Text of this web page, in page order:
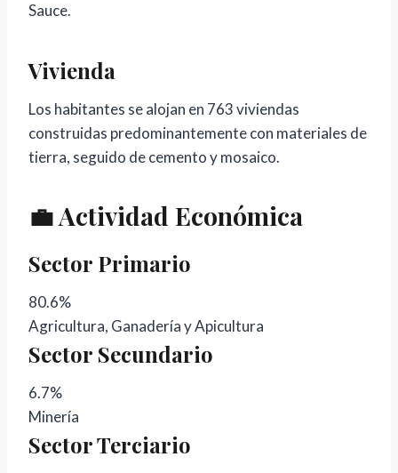
Sauce.
Vivienda
Los habitantes se alojan en 763 viviendas
construidas predominantemente con materiales de
tierra, seguido de cemento y mosaico.
💼 Actividad Económica
Sector Primario
80.6%
Agricultura, Ganadería y Apicultura
Sector Secundario
6.7%
Minería
Sector Terciario